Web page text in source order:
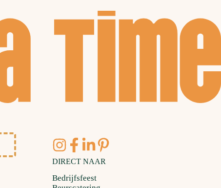
DIRECT NAAR
Bedrijfsfeest